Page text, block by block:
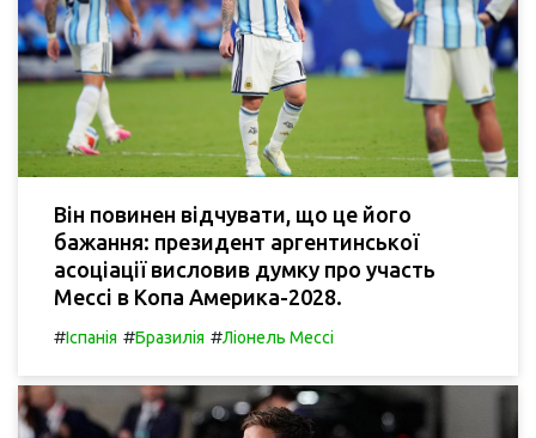
Він повинен відчувати, що це його
бажання: президент аргентинської
асоціації висловив думку про участь
Мессі в Копа Америка-2028.
#Іспанія #Бразилія #Ліонель Мессі